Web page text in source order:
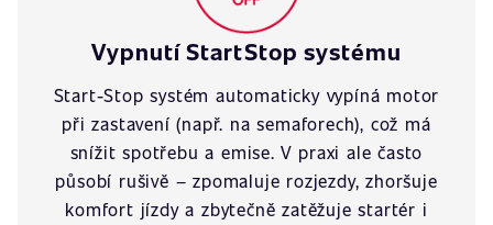
Vypnutí StartStop systému
Start-Stop systém automaticky vypíná motor
při zastavení (např. na semaforech), což má
snížit spotřebu a emise. V praxi ale často
působí rušivě – zpomaluje rozjezdy, zhoršuje
komfort jízdy a zbytečně zatěžuje startér i